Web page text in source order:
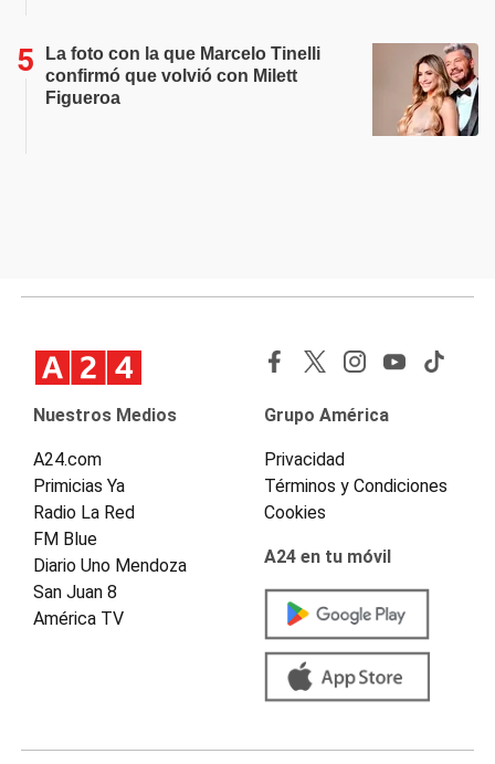
La foto con la que Marcelo Tinelli
confirmó que volvió con Milett
Figueroa
Nuestros Medios
A24.com
Primicias Ya
Radio La Red
FM Blue
Diario Uno Mendoza
San Juan 8
América TV
Grupo América
Privacidad
Términos y Condiciones
Cookies
A24 en tu móvil